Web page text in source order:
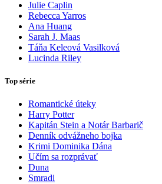
Julie Caplin
Rebecca Yarros
Ana Huang
Sarah J. Maas
Táňa Keleová Vasilková
Lucinda Riley
Top série
Romantické úteky
Harry Potter
Kapitán Stein a Notár Barbarič
Denník odvážneho bojka
Krimi Dominika Dána
Učím sa rozprávať
Duna
Smradi